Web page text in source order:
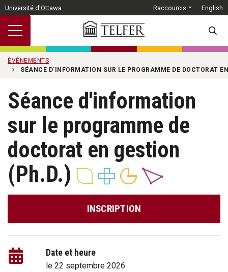
Passer au contenu principal
Université d'Ottawa Raccourcis English
ÉVÉNEMENTS
SÉANCE D'INFORMATION SUR LE PROGRAMME DE DOCTORAT
Séance d'information
sur le programme de
doctorat en gestion
(Ph.D.)
INSCRIPTION
Date et heure
le 22 septembre 2026